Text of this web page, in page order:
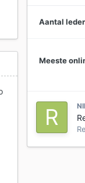
Aantal
Meeste